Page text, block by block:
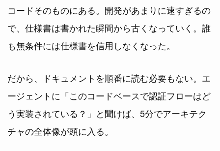
コードそのものにある。開発があまりに速すぎるの
で、仕様書は書かれた瞬間から古くなっていく。誰
も無条件には仕様書を信用しなくなった。
だから、ドキュメントを順番に読む必要もない。エ
ージェントに「このコードベースで認証フローはど
う実装されている？」と聞けば、5分でアーキテク
チャの全体像が頭に入る。